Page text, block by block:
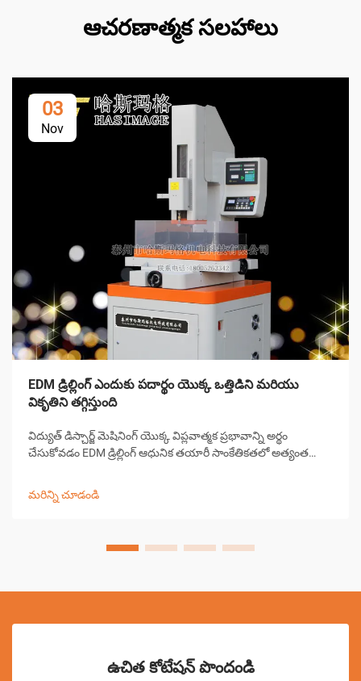
ఆచరణాత్మక సలహాలు
03
Nov
EDM డ్రిల్లింగ్ ఎందుకు పదార్థం యొక్క ఒత్తిడిని మరియు
వికృతిని తగ్గిస్తుంది
విద్యుత్ డిస్చార్జ్ మెషినింగ్ యొక్క విప్లవాత్మక ప్రభావాన్ని అర్థం
చేసుకోవడం EDM డ్రిల్లింగ్ ఆధునిక తయారీ సాంకేతికతలో అత్యంత
మరిన్ని చూడండి
ఉచిత కోటేషన్ పొందండి